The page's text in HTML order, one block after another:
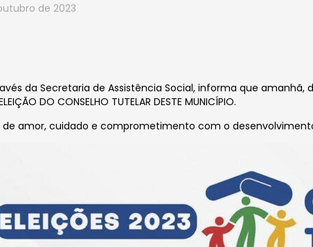
de 2023
da Secretaria de Assistência Social, informa que
DO CONSELHO TUTELAR DESTE MUNICÍPIO.
amor, cuidado e comprometimento com o